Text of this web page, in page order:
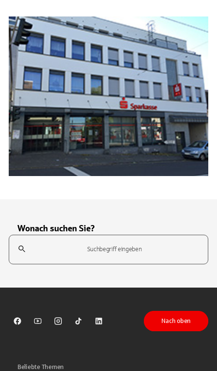
Wonach suchen Sie?
Suchfeld
Sparkasse auf Facebook
Sparkasse auf Youtube
Sparkasse auf Instagram
Sparkasse auf TikTok
Sparkasse auf LinkedIn
Nach oben
Beliebte Themen